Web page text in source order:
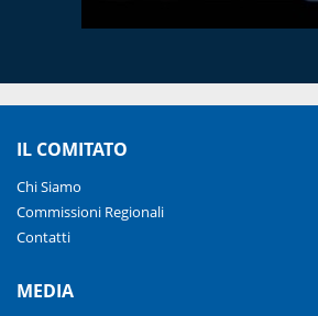
IL COMITATO
Chi Siamo
Commissioni Regionali
Contatti
MEDIA